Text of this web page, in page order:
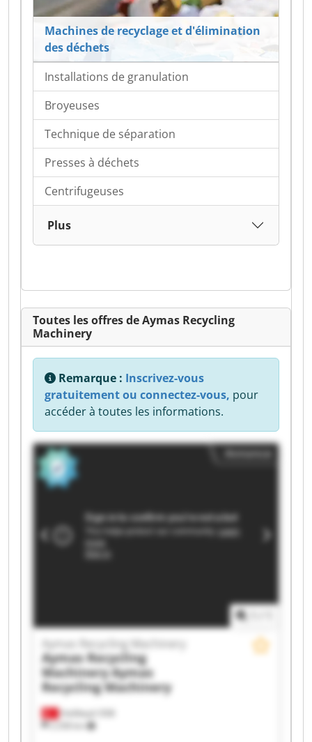
Machines de recyclage et d'élimination
des déchets
Installations de granulation
Broyeuses
Technique de séparation
Presses à déchets
Centrifugeuses
Plus
Toutes les offres de Aymas Recycling
Machinery
Remarque : Inscrivez-vous
gratuitement ou connectez-vous, pour
accéder à toutes les informations.
Halilbeyli OSB
2 258 km
Aymas Recycling Machinery
Aymas Recycling
Machinery Aymas
Recycling Machinery